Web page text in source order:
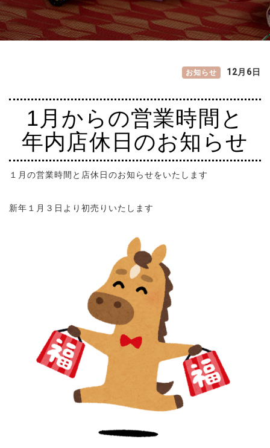
12月6日
1月からの営業時間と
年内店休日のお知らせ
１月の営業時間と店休日のお知らせをいたします
新年１月３日より初売りいたします